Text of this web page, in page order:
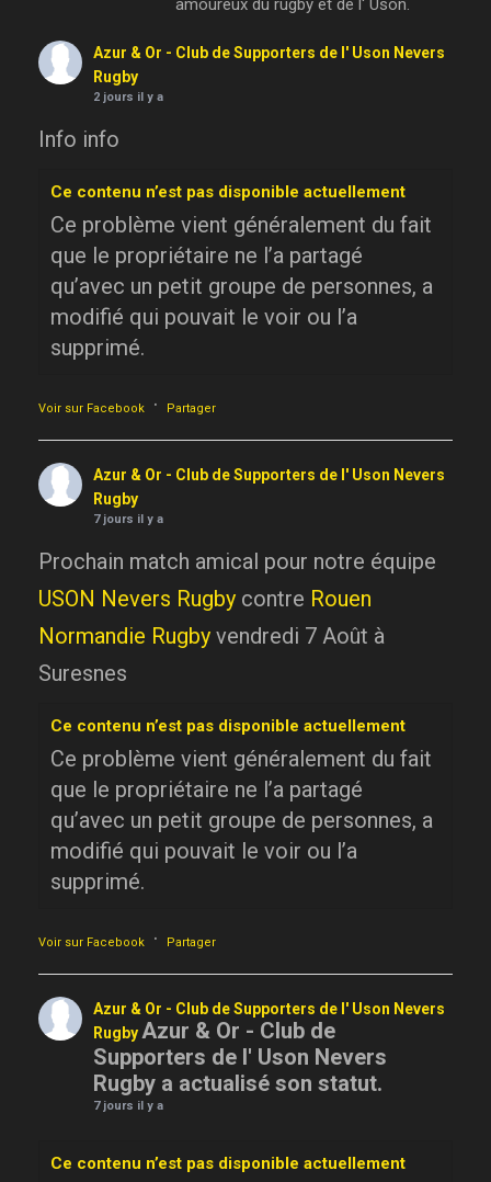
amoureux du rugby et de l' Uson.
Azur & Or - Club de Supporters de l' Uson Nevers
Rugby
2 jours il y a
Info info
Ce contenu n’est pas disponible actuellement
Ce problème vient généralement du fait
que le propriétaire ne l’a partagé
qu’avec un petit groupe de personnes, a
modifié qui pouvait le voir ou l’a
supprimé.
Voir sur Facebook · Partager
Azur & Or - Club de Supporters de l' Uson Nevers
Rugby
7 jours il y a
Prochain match amical pour notre équipe
USON Nevers Rugby contre Rouen
Normandie Rugby vendredi 7 Août à
Suresnes
Ce contenu n’est pas disponible actuellement
Ce problème vient généralement du fait
que le propriétaire ne l’a partagé
qu’avec un petit groupe de personnes, a
modifié qui pouvait le voir ou l’a
supprimé.
Voir sur Facebook · Partager
Azur & Or - Club de Supporters de l' Uson Nevers
RugbyAzur & Or - Club de
Supporters de l' Uson Nevers
Rugby a actualisé son statut.
7 jours il y a
Ce contenu n’est pas disponible actuellement